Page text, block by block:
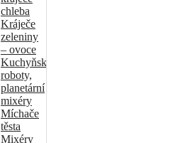
chleba
Kráječe
zeleniny
– ovoce
Kuchyňské
roboty,
planetární
mixéry
Míchače
těsta
Mixéry